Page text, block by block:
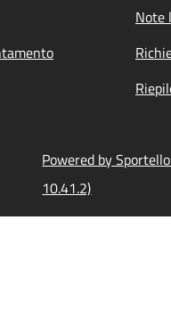
Note
Powered by
10.41.2)